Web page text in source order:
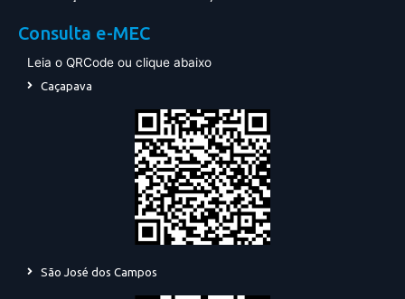
Consulta e-MEC
Leia o QRCode ou clique abaixo
Caçapava
São José dos Campos